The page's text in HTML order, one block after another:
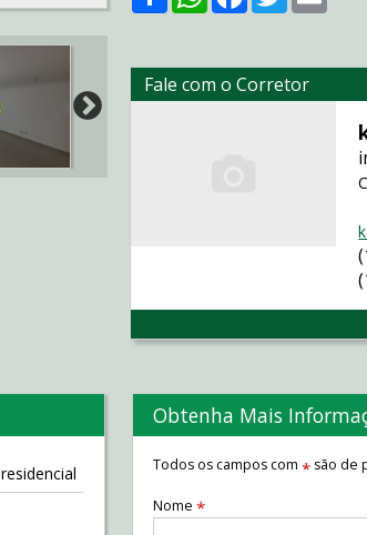
Fale com o Corretor
residencial
Obtenha Mais
Todos os campos com *são de
Nome *